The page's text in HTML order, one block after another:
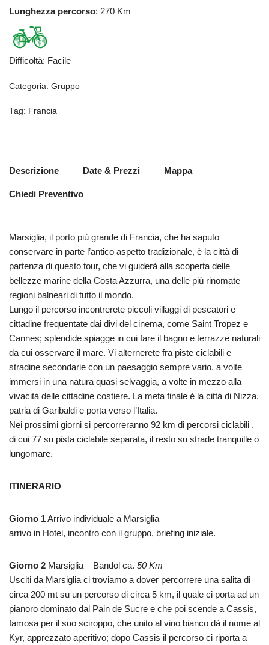
Lunghezza percorso: 270 Km
Difficoltà: Facile
Categoria: Gruppo
Tag: Francia
Descrizione Date & Prezzi Mappa
Chiedi Preventivo
Marsiglia, il porto più grande di Francia, che ha saputo
conservare in parte l’antico aspetto tradizionale, è la città di
partenza di questo tour, che vi guiderà alla scoperta delle
bellezze marine della Costa Azzurra, una delle più rinomate
regioni balneari di tutto il mondo.
Lungo il percorso incontrerete piccoli villaggi di pescatori e
cittadine frequentate dai divi del cinema, come Saint Tropez e
Cannes; splendide spiagge in cui fare il bagno e terrazze naturali
da cui osservare il mare. Vi alternerete fra piste ciclabili e
stradine secondarie con un paesaggio sempre vario, a volte
immersi in una natura quasi selvaggia, a volte in mezzo alla
vivacità delle cittadine costiere. La meta finale è la città di Nizza,
patria di Garibaldi e porta verso l’Italia.
Nei prossimi giorni si percorreranno 92 km di percorsi ciclabili ,
di cui 77 su pista ciclabile separata, il resto su strade tranquille o
lungomare.
ITINERARIO
Giorno 1Arrivo individuale a Marsiglia
arrivo in Hotel, incontro con il gruppo, briefing iniziale.
Giorno 2 Marsiglia – Bandol ca. 50 Km
Usciti da Marsiglia ci troviamo a dover percorrere una salita di
circa 200 mt su un percorso di circa 5 km, il quale ci porta ad un
pianoro dominato dal Pain de Sucre e che poi scende a Cassis,
famosa per il suo sciroppo, che unito al vino bianco dà il nome al
Kyr, apprezzato aperitivo; dopo Cassis il percorso ci riporta a